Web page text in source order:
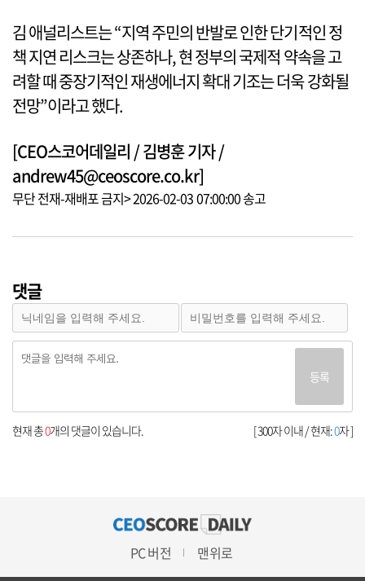
김 애널리스트는 “지역 주민의 반발로 인한 단기적인 정
책 지연 리스크는 상존하나, 현 정부의 국제적 약속을 고
려할 때 중장기적인 재생에너지 확대 기조는 더욱 강화될
전망”이라고 했다.
[CEO스코어데일리 / 김병훈 기자 /
andrew45@ceoscore.co.kr]
무단 전재-재배포 금지> 2026-02-03 07:00:00 송고
댓글
등록
[ 300자 이내 / 현재:0자 ]
현재 총0개의 댓글이 있습니다.
PC 버전 맨위로